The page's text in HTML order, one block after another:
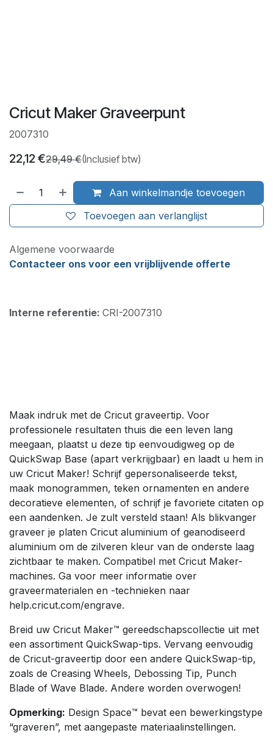
Cricut Maker Graveerpunt
2007310
22,12€29,49€(Inclusief btw)
Aan winkelmandje toevoegen
Toevoegen aan verlanglijst
Algemene voorwaarde
Contacteer ons voor een vrijblijvende offerte
Interne referentie: CRI-2007310
Maak indruk met de Cricut graveertip. Voor
professionele resultaten thuis die een leven lang
meegaan, plaatst u deze tip eenvoudigweg op de
QuickSwap Base (apart verkrijgbaar) en laadt u hem in
uw Cricut Maker! Schrijf gepersonaliseerde tekst,
maak monogrammen, teken ornamenten en andere
decoratieve elementen, of schrijf je favoriete citaten op
een aandenken. Je zult versteld staan! Als blikvanger
graveer je platen Cricut aluminium of geanodiseerd
aluminium om de zilveren kleur van de onderste laag
zichtbaar te maken. Compatibel met Cricut Maker-
machines. Ga voor meer informatie over
graveermaterialen en -technieken naar
help.cricut.com/engrave.
Breid uw Cricut Maker™️ gereedschapscollectie uit met
een assortiment QuickSwap-tips. Vervang eenvoudig
de Cricut-graveertip door een andere QuickSwap-tip,
zoals de Creasing Wheels, Debossing Tip, Punch
Blade of Wave Blade. Andere worden overwogen!
Opmerking: Design Space™️ bevat een bewerkingstype
“graveren”, met aangepaste materiaalinstellingen.